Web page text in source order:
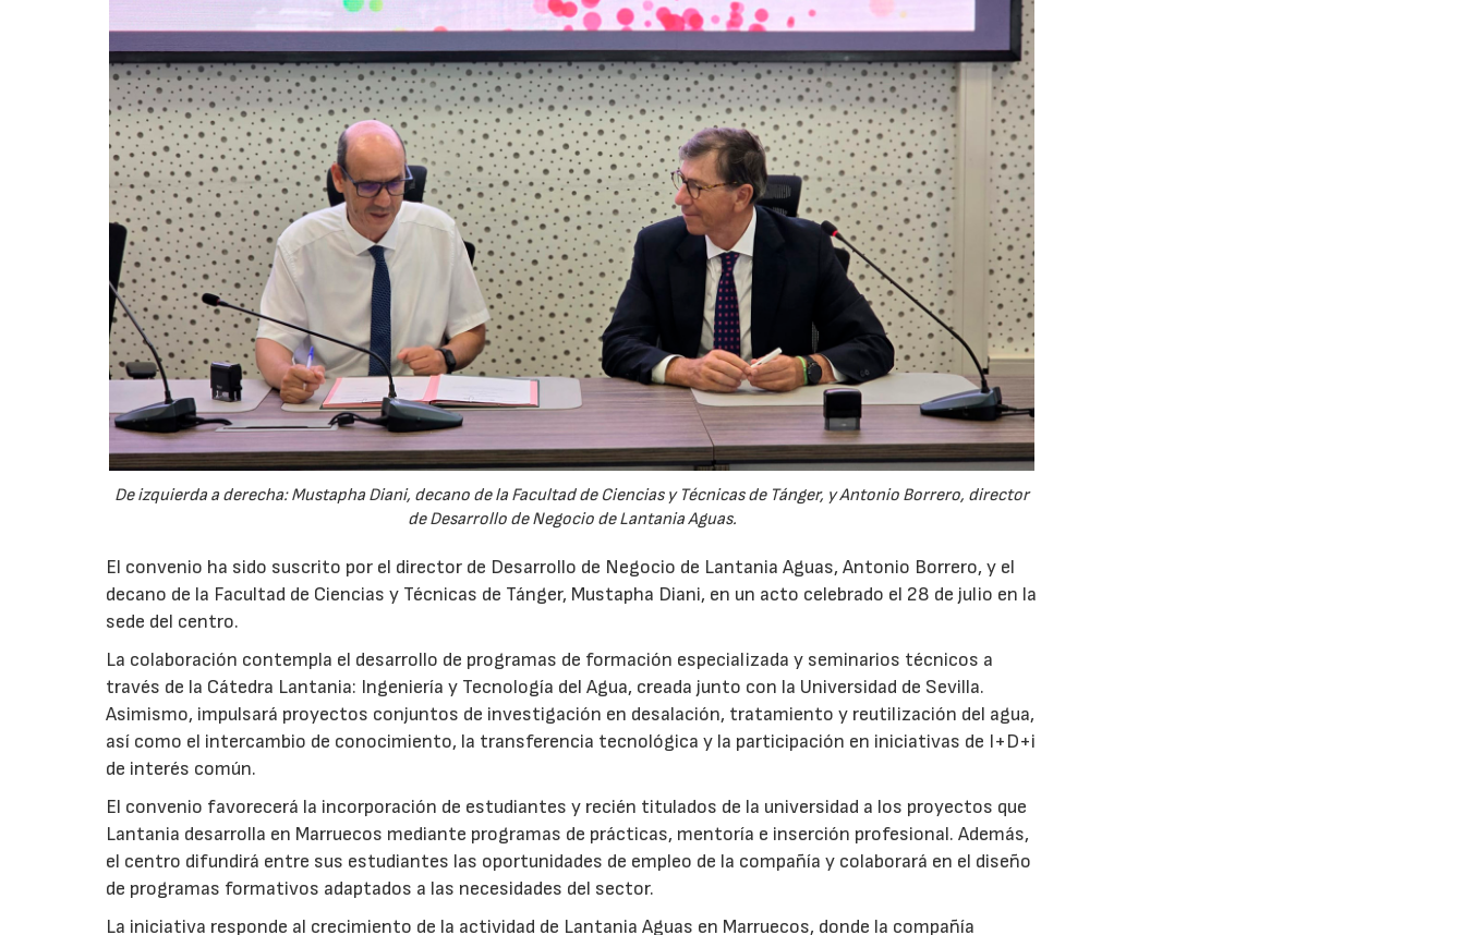
De izquierda a derecha: Mustapha Diani, decano de la Facultad de Ciencias y Técnicas de Tánger, y Antonio Borrero, director
de Desarrollo de Negocio de Lantania Aguas.
El convenio ha sido suscrito por el director de Desarrollo de Negocio de Lantania Aguas, Antonio Borrero, y el
decano de la Facultad de Ciencias y Técnicas de Tánger, Mustapha Diani, en un acto celebrado el 28 de julio en la
sede del centro.
La colaboración contempla el desarrollo de programas de formación especializada y seminarios técnicos a
través de la Cátedra Lantania: Ingeniería y Tecnología del Agua, creada junto con la Universidad de Sevilla.
Asimismo, impulsará proyectos conjuntos de investigación en desalación, tratamiento y reutilización del agua,
así como el intercambio de conocimiento, la transferencia tecnológica y la participación en iniciativas de I+D+i
de interés común.
El convenio favorecerá la incorporación de estudiantes y recién titulados de la universidad a los proyectos que
Lantania desarrolla en Marruecos mediante programas de prácticas, mentoría e inserción profesional. Además,
el centro difundirá entre sus estudiantes las oportunidades de empleo de la compañía y colaborará en el diseño
de programas formativos adaptados a las necesidades del sector.
La iniciativa responde al crecimiento de la actividad de Lantania Aguas en Marruecos, donde la compañía